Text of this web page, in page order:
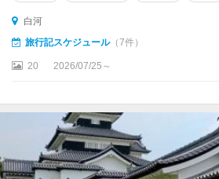
猪
苗
・
梯
裏
白河
旅行記スケジュール（7件）
20 2026/07/25～